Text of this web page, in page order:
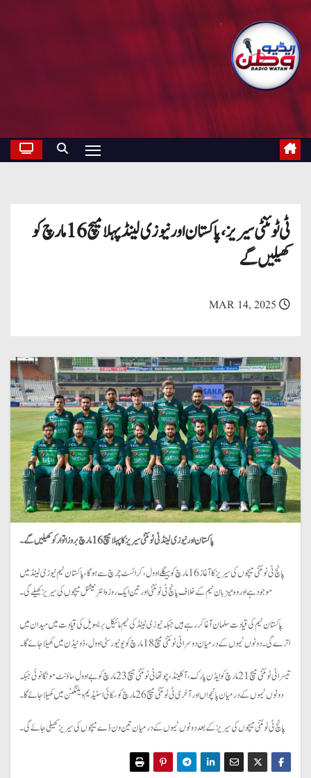
ٹی ٹوئنٹی سیریز، پاکستان اور نیوزی لینڈ پہلا میچ 16 مارچ کو
کھیلیں گے
MAR 14, 2025
پاکستان اور نیوزی لینڈ ٹی ٹوئنٹی سیریز کا پہلا میچ 16 مارچ بروز اتوار کو کھیلیں گے۔
پانچ ٹی ٹوئنٹی میچوں کی سیریز کا آغاز 16 مارچ کو ہیگلے اوول، کرائسٹ چرچ سے ہو گا،پاکستان ٹیم نیوزی لینڈ میں
موجود ہے اور وہ میزبان ٹیم کے خلاف پانچ ٹی ٹوئنٹی اور تین ایک روزہ انٹرنیشنل میچوں کی سیریز کھیلے گی۔
پاکستان ٹیم کی قیادت سلمان آغا کر رہے ہیں جبکہ نیوزی لینڈ کی ٹیم مائیکل بریسویل کی قیادت میں میدان میں
اترے گی۔دونوں ٹیموں کے درمیان دوسرا ٹی ٹوئنٹی میچ 18 مارچ کو یونیورسٹی اوول، ڈونیڈن میں کھیلا جائے گا۔
تیسرا ٹی ٹوئنٹی میچ 21 مارچ کو ایڈن پارک،آکلینڈ،چوتھا ٹی ٹوئنٹی میچ 23مارچ کو بے اوول، ماؤنٹ مونگانوئی جبکہ
دونوں ٹیموں کے درمیان پانچواں اور آخری ٹی ٹوئنٹی میچ 26 مارچ کو سکائی اسٹیڈیم ویلنگٹن میں کھیلا جائے گا۔
پانچ ٹی ٹوئنٹی میچوں کی سیریز کے بعد دونوں ٹیموں کے درمیان تین ون ڈے میچوں کی سیریز کھیلی جائے گی۔